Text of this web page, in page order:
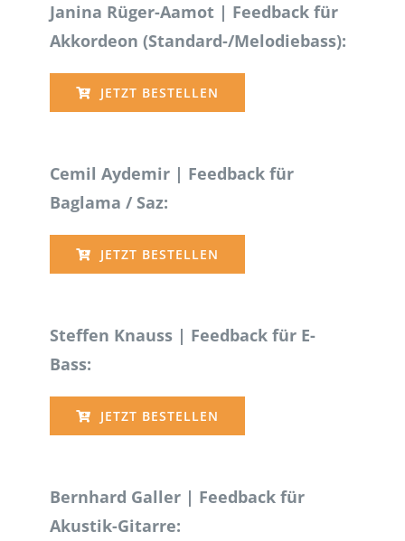
Janina Rüger-Aamot | Feedback für
Akkordeon (Standard-/Melodiebass):
JETZT BESTELLEN
Cemil Aydemir | Feedback für
Baglama / Saz:
JETZT BESTELLEN
Steffen Knauss | Feedback für E-
Bass:
JETZT BESTELLEN
Bernhard Galler | Feedback für
Akustik-Gitarre: